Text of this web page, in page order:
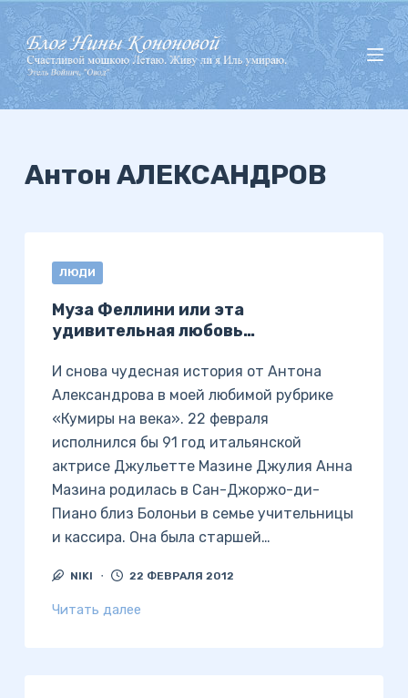
П
е
р
е
й
кАнтон АЛЕКСАНДРОВ
ЛЮДИ
Муза Феллини или эта
удивительная любовь…
И снова чудесная история от Антона
Александрова в моей любимой рубрике
«Кумиры на века». 22 февраля
исполнился бы 91 год итальянской
актрисе Джульетте Мазине Джулия Анна
Мазина родилась в Сан-Джоржо-ди-
Пиано близ Болоньи в семье учительницы
и кассира. Она была старшей…
NIKI 22 ФЕВРАЛЯ 2012
Читать далее